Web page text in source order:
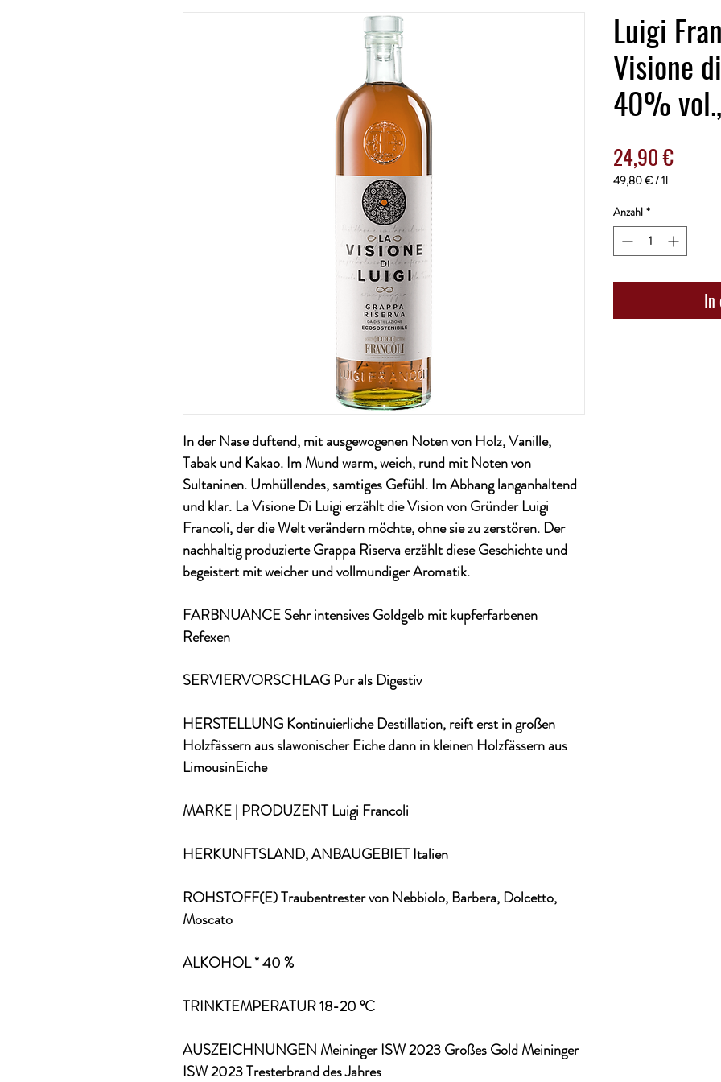
In der Nase duftend, mit ausgewogenen Noten von Holz, Vanille,
Tabak und Kakao. Im Mund warm, weich, rund mit Noten von
Sultaninen. Umhüllendes, samtiges Gefühl. Im Abhang langanhaltend
und klar. La Visione Di Luigi erzählt die Vision von Gründer Luigi
Francoli, der die Welt verändern möchte, ohne sie zu zerstören. Der
nachhaltig produzierte Grappa Riserva erzählt diese Geschichte und
begeistert mit weicher und vollmundiger Aromatik.
FARBNUANCE Sehr intensives Goldgelb mit kupferfarbenen
Refexen
SERVIERVORSCHLAG Pur als Digestiv
HERSTELLUNG Kontinuierliche Destillation, reift erst in großen
Holzfässern aus slawonischer Eiche dann in kleinen Holzfässern aus
LimousinEiche
MARKE | PRODUZENT Luigi Francoli
HERKUNFTSLAND, ANBAUGEBIET Italien
ROHSTOFF(E) Traubentrester von Nebbiolo, Barbera, Dolcetto,
Moscato
ALKOHOL * 40 %
TRINKTEMPERATUR 18-20 °C
AUSZEICHNUNGEN Meininger ISW 2023 Großes Gold Meininger
ISW 2023 Tresterbrand des Jahres
Luigi
Visione
40%
24,90 €Preis
49,80 €/1l
pro
1
Liter
Anzahl *
In